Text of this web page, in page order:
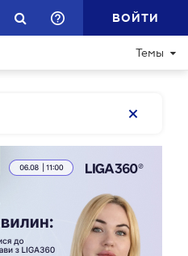
ВОЙТИ
Темы